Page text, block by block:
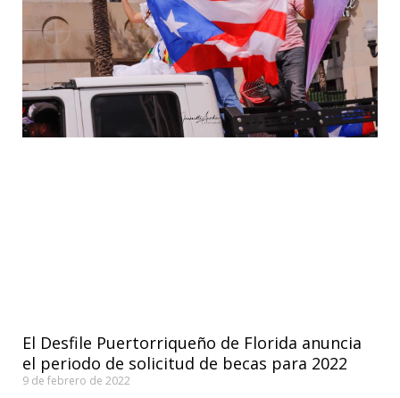
El Desfile Puertorriqueño de Florida anuncia
el periodo de solicitud de becas para 2022
9 de febrero de 2022